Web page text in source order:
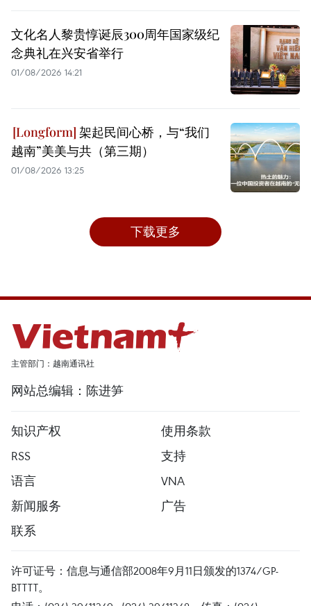
文化名人黎贵惇诞辰300周年国家级纪
念典礼在兴安省举行
01/08/2026 14:21
架起民间心桥，与“我们
越南”美美与共（第三期）
01/08/2026 13:25
下载更多
主管部门：越南通讯社
网站总编辑：陈进笋
知识产权
使用条款
RSS
支持
语言
VNA
新闻服务
广告
联系
许可证号：信息与通信部2008年9月11日颁发的1374/GP-
BTTTT。